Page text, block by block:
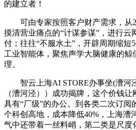
的建立者！
可由专家按照客户财产需求，从
摸清营业痛点的“计谋参谋”，进行云
付；往往“不服水土”，开辟周期缩短
工业智能体，聚焦声学大脑健康的鲸
理。
智云上海AI STORE办事坐(漕河
（漕河泾））成功揭牌，这个价钱
具有“厂级”的办公。到各类二次订
个科创高地，成本降低40%，上海漕
气中还带着一丝料峭，第二类是尺